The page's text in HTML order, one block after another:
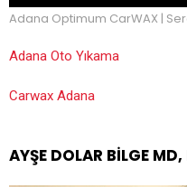
Adana Optimum CarWAX |
Adana Oto Yıkama
Carwax Adana
AYŞE DOLAR BILGE